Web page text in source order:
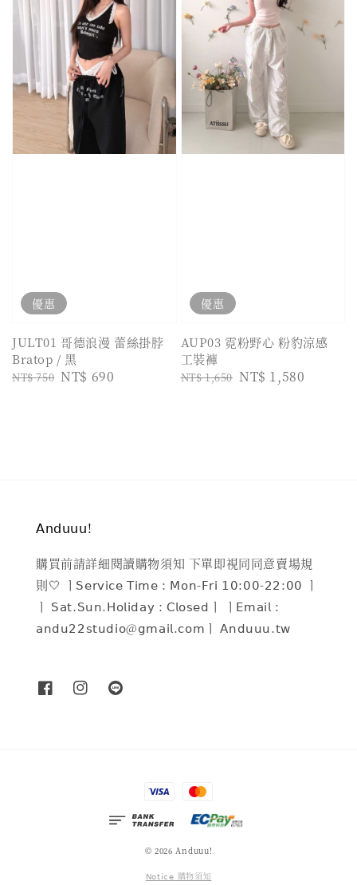
優惠
JULT01 哥德浪漫 蕾絲掛脖
Bratop / 黑
Regular
NT$ 750 Sale
NT$ 690
優惠
AUP03 霓粉野心 粉豹涼感
工裝褲
Regular
NT$ 1,650 Sale
NT$ 1,580
𝖠𝗇𝖽𝗎𝗎𝗎!
購買前請詳細閱讀購物須知 下單即視同同意賣場規
則🤍 ㅣ𝖲𝖾𝗋𝗏𝗂𝖼𝖾 𝖳𝗂𝗆𝖾 : 𝖬𝗈𝗇-𝖥𝗋𝗂 𝟣𝟢:𝟢𝟢-𝟤𝟤:𝟢𝟢 ㅣ
ㅣ 𝖲𝖺𝗍.𝖲𝗎𝗇.𝖧𝗈𝗅𝗂𝖽𝖺𝗒 : 𝖢𝗅𝗈𝗌𝖾𝖽ㅣ ㅣ𝖤𝗆𝖺𝗂𝗅 :
𝖺𝗇𝖽𝗎𝟤𝟤𝗌𝗍𝗎𝖽𝗂𝗈@𝗀𝗆𝖺𝗂𝗅.𝖼𝗈𝗆ㅣ 𝖠𝗇𝖽𝗎𝗎𝗎.𝗍𝗐
© 2026 Anduuu!
𝖭𝗈𝗍𝗂𝖼𝖾 購物須知